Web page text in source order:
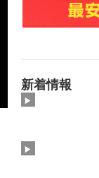
新着情報